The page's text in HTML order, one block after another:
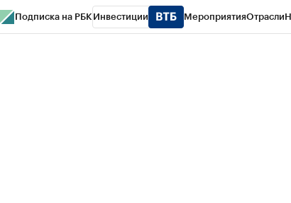
Подписка на РБК Инвестиции МероприятияОтрасли